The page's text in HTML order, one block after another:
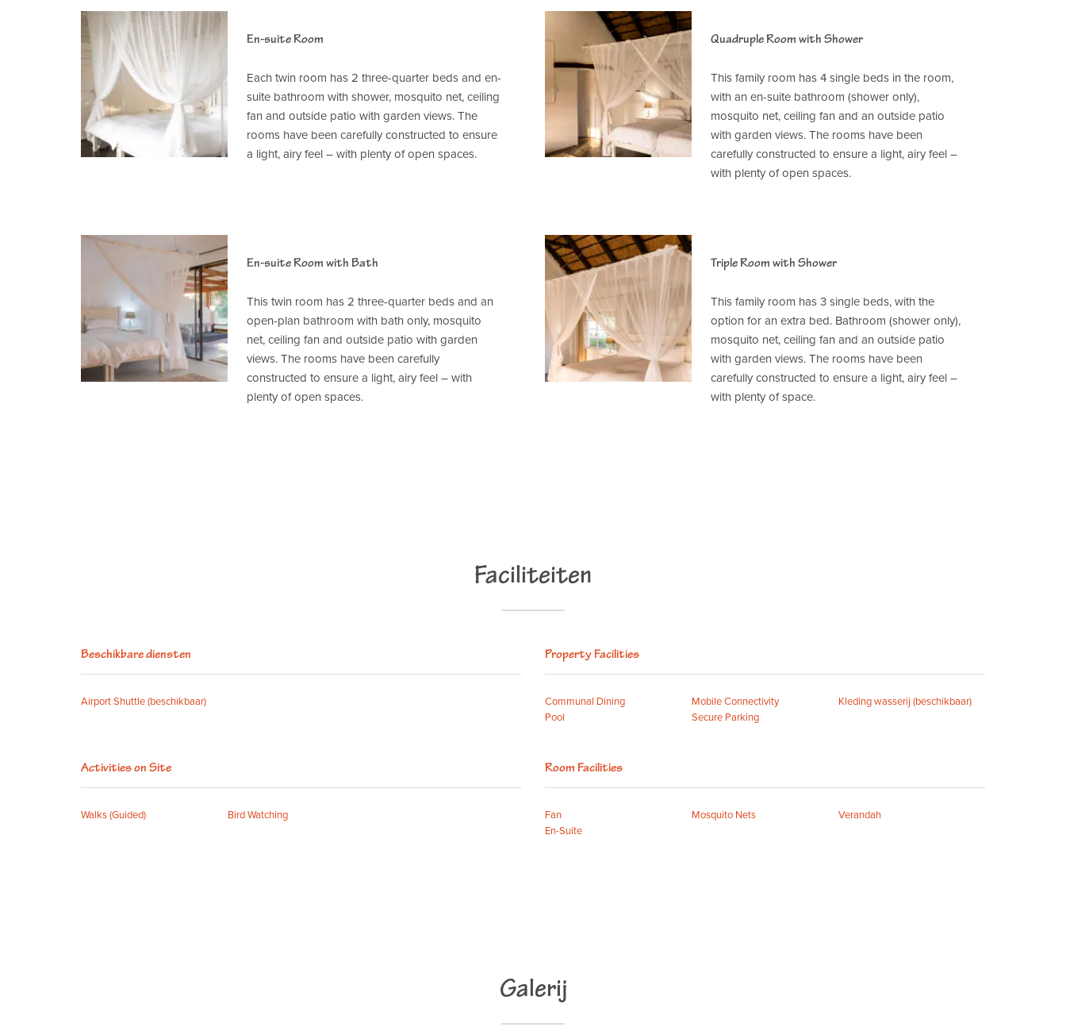
En-suite Room
Each twin room has 2 three-quarter beds and en-
suite bathroom with shower, mosquito net, ceiling
fan and outside patio with garden views. The
rooms have been carefully constructed to ensure
a light, airy feel – with plenty of open spaces.
Quadruple Room with Shower
This family room has 4 single beds in the room,
with an en-suite bathroom (shower only),
mosquito net, ceiling fan and an outside patio
with garden views. The rooms have been
carefully constructed to ensure a light, airy feel –
with plenty of open spaces.
En-suite Room with Bath
This twin room has 2 three-quarter beds and an
open-plan bathroom with bath only, mosquito
net, ceiling fan and outside patio with garden
views. The rooms have been carefully
constructed to ensure a light, airy feel – with
plenty of open spaces.
Triple Room with Shower
This family room has 3 single beds, with the
option for an extra bed. Bathroom (shower only),
mosquito net, ceiling fan and an outside patio
with garden views. The rooms have been
carefully constructed to ensure a light, airy feel –
with plenty of space.
Faciliteiten
Beschikbare diensten
Airport Shuttle (beschikbaar)
Property Facilities
Communal Dining Mobile Connectivity
Kleding wasserij (beschikbaar)
Pool
Secure Parking
Activities on Site
Walks (Guided) Bird Watching
Room Facilities
Fan Mosquito Nets
Verandah
En-Suite
Galerij